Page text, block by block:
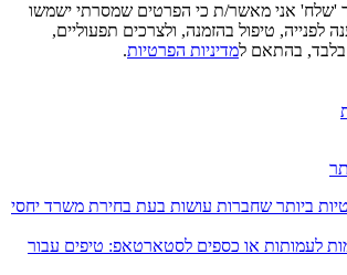
'שלח' אני מאשר/ת כי הפרטים שמסרתי ישמשו
לפנייה, טיפול בהזמנה, ולצרכים תפעוליים,
בלבד, בהתאם למדיניות הפרטיות.
ביותר שחברות עושות בעת בחירת משרד יחסי
לעמותות או כספים לסטארטאפ: טיפים עבור